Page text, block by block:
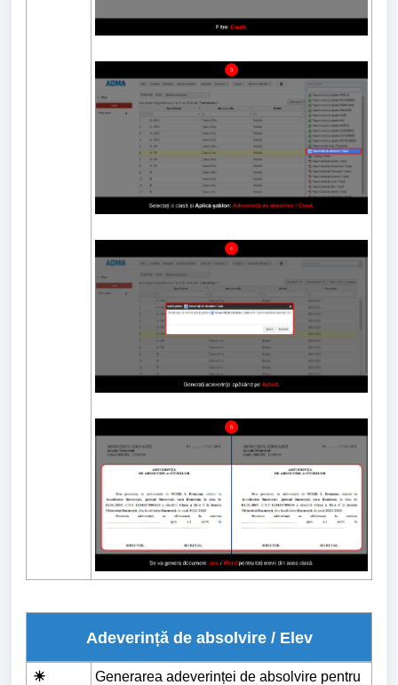
Adeverință de absolvire / Elev
☀
Generarea adeverinței de absolvire pentru